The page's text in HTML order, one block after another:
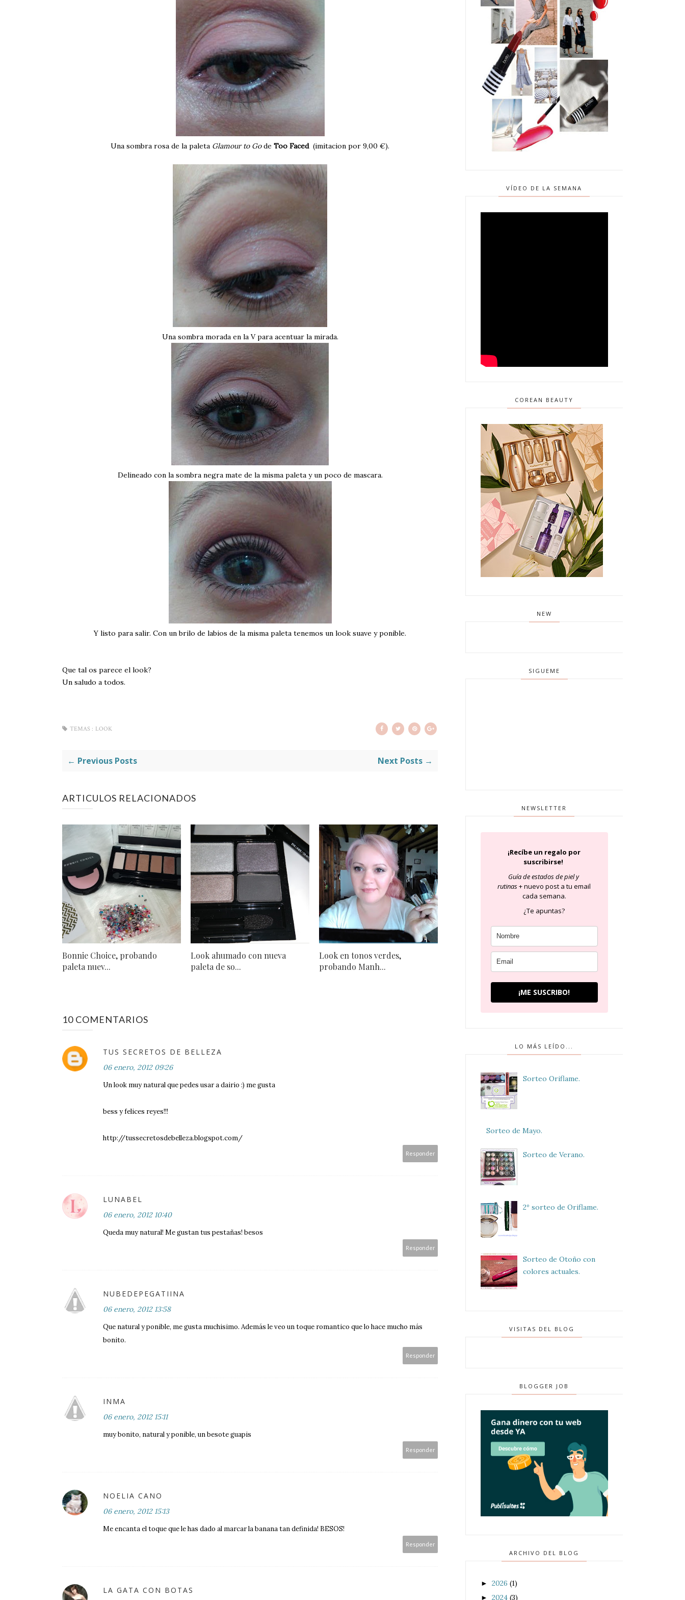
Una sombra rosa de la paleta Glamour to Gode Too Faced(imitacion por 9,00 €).
Una sombra morada en la V para acentuar la mirada.
Delineado con la sombra negra mate de la misma paleta y un poco de mascara.
Y listo para salir. Con un brilo de labios de la misma paleta tenemos un look suave y ponible.
Que tal os parece el look?
Un saludo a todos.
TEMAS : LOOK
← Previous Posts Next Posts →
ARTICULOS RELACIONADOS
Bonnie Choice, probando
paleta nuev...
Look ahumado con nueva
paleta de so...
Look en tonos verdes,
probando Manh...
10 COMENTARIOS
TUS SECRETOS DE BELLEZA
06 enero, 2012 09:26
Un look muy natural que pedes usar a dairio :) me gusta
bess y felices reyes!!!
http://tussecretosdebelleza.blogspot.com/
Responder
LUNABEL
06 enero, 2012 10:40
Queda muy natural! Me gustan tus pestañas! besos
Responder
NUBEDEPEGATIINA
06 enero, 2012 13:58
Que natural y ponible, me gusta muchisimo. Además le veo un toque romantico que lo hace mucho más
bonito.
Responder
INMA
06 enero, 2012 15:11
muy bonito, natural y ponible, un besote guapis
Responder
NOELIA CANO
06 enero, 2012 15:13
Me encanta el toque que le has dado al marcar la banana tan definida! BESOS!
Responder
LA GATA CON BOTAS
VÍDEO DE LA SEMANA
COREAN BEAUTY
NEW
SIGUEME
NEWSLETTER
¡Recíbe un regalo por
suscribirse!
Guía de estados de piely
rutinas+ nuevo post a tu email
cada semana.
¿Te apuntas?
¡ME SUSCRIBO!
LO MÁS LEÍDO...
Sorteo Oriflame.
Sorteo de Mayo.
Sorteo de Verano.
2º sorteo de Oriflame.
Sorteo de Otoño con
colores actuales.
VISITAS DEL BLOG
BLOGGER JOB
ARCHIVO DEL BLOG
► 2026 (1)
► 2024 (3)